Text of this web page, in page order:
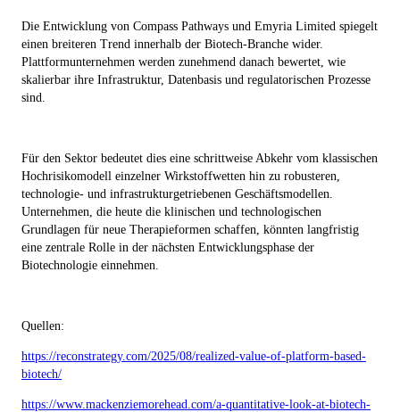
Die Entwicklung von Compass Pathways und Emyria Limited spiegelt
einen breiteren Trend innerhalb der Biotech-Branche wider.
Plattformunternehmen werden zunehmend danach bewertet, wie
skalierbar ihre Infrastruktur, Datenbasis und regulatorischen Prozesse
sind.
Für den Sektor bedeutet dies eine schrittweise Abkehr vom klassischen
Hochrisikomodell einzelner Wirkstoffwetten hin zu robusteren,
technologie- und infrastrukturgetriebenen Geschäftsmodellen.
Unternehmen, die heute die klinischen und technologischen
Grundlagen für neue Therapieformen schaffen, könnten langfristig
eine zentrale Rolle in der nächsten Entwicklungsphase der
Biotechnologie einnehmen.
Quellen:
https://reconstrategy.com/2025/08/realized-value-of-platform-based-
biotech/
https://www.mackenziemorehead.com/a-quantitative-look-at-biotech-